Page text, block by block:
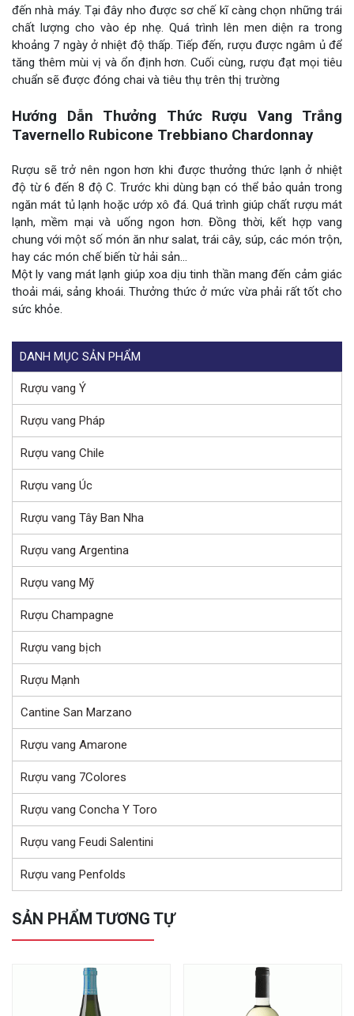
đến nhà máy. Tại đây nho được sơ chế kĩ càng chọn những trái
chất lượng cho vào ép nhẹ. Quá trình lên men diện ra trong
khoảng 7 ngày ở nhiệt độ thấp. Tiếp đến, rượu được ngâm ủ để
tăng thêm mùi vị và ổn định hơn. Cuối cùng, rượu đạt mọi tiêu
chuẩn sẽ được đóng chai và tiêu thụ trên thị trường
Hướng Dẫn Thưởng Thức Rượu Vang Trắng
Tavernello Rubicone Trebbiano Chardonnay
Rượu sẽ trở nên ngon hơn khi được thưởng thức lạnh ở nhiệt
độ từ 6 đến 8 độ C. Trước khi dùng bạn có thể bảo quản trong
ngăn mát tủ lạnh hoặc ướp xô đá. Quá trình giúp chất rượu mát
lạnh, mềm mại và uống ngon hơn. Đồng thời, kết hợp vang
chung với một số món ăn như salat, trái cây, súp, các món trộn,
hay các món chế biến từ hải sản…
Một ly vang mát lạnh giúp xoa dịu tinh thần mang đến cảm giác
thoải mái, sảng khoái. Thưởng thức ở mức vừa phải rất tốt cho
sức khỏe.
DANH MỤC SẢN PHẨM
Rượu vang Ý
Rượu vang Pháp
Rượu vang Chile
Rượu vang Úc
Rượu vang Tây Ban Nha
Rượu vang Argentina
Rượu vang Mỹ
Rượu Champagne
Rượu vang bịch
Rượu Mạnh
Cantine San Marzano
Rượu vang Amarone
Rượu vang 7Colores
Rượu vang Concha Y Toro
Rượu vang Feudi Salentini
Rượu vang Penfolds
SẢN PHẨM TƯƠNG TỰ